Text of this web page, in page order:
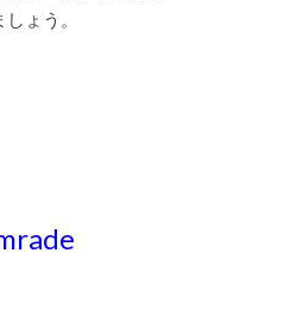
ょう。